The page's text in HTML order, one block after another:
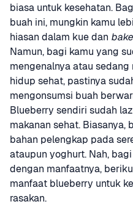
biasa untuk kesehatan.
buah ini, mungkin kamu
hiasan dalam kue dan
Namun, bagi kamu yang
mengenalnya atau
hidup sehat, pastinya
mengonsumsi buah
Blueberry sendiri sudah
makanan sehat. Biasanya,
bahan pelengkap pada
ataupun yoghurt. Nah,
dengan manfaatnya,
manfaat blueberry untuk
rasakan.